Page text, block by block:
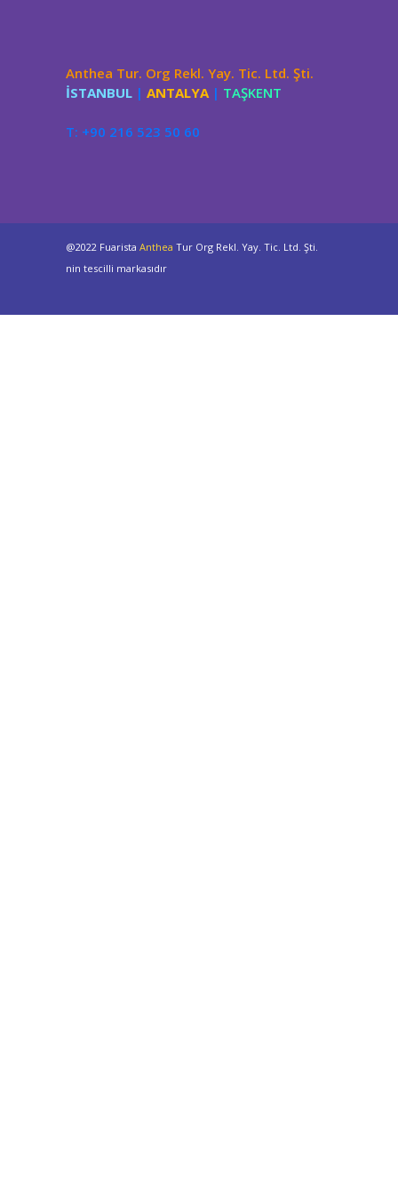
Anthea Tur. Org Rekl. Yay. Tic. Ltd. Şti.
İSTANBUL | ANTALYA | TAŞKENT
T: +90 216 523 50 60
@2022 Fuarista Anthea Tur Org Rekl. Yay. Tic. Ltd. Şti.
nin tescilli markasıdır